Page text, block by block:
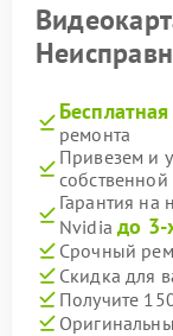
ремонта
Привезем и
собственной
Гарантия на
Nvidiaдо 3-
Срочный
Скидка для
Получите